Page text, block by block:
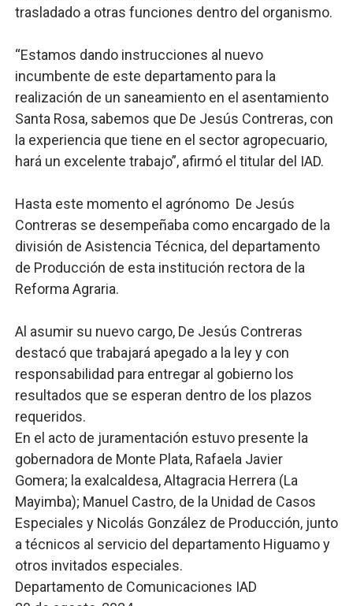
trasladado a otras funciones dentro del organismo.
“Estamos dando instrucciones al nuevo
incumbente de este departamento para la
realización de un saneamiento en el asentamiento
Santa Rosa, sabemos que De Jesús Contreras, con
la experiencia que tiene en el sector agropecuario,
hará un excelente trabajo”, afirmó el titular del IAD.
Hasta este momento el agrónomo De Jesús
Contreras se desempeñaba como encargado de la
división de Asistencia Técnica, del departamento
de Producción de esta institución rectora de la
Reforma Agraria.
Al asumir su nuevo cargo, De Jesús Contreras
destacó que trabajará apegado a la ley y con
responsabilidad para entregar al gobierno los
resultados que se esperan dentro de los plazos
requeridos.
En el acto de juramentación estuvo presente la
gobernadora de Monte Plata, Rafaela Javier
Gomera; la exalcaldesa, Altagracia Herrera (La
Mayimba); Manuel Castro, de la Unidad de Casos
Especiales y Nicolás González de Producción, junto
a técnicos al servicio del departamento Higuamo y
otros invitados especiales.
Departamento de Comunicaciones IAD